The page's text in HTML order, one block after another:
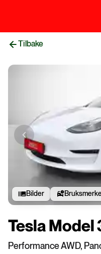
Tilbake
Previous slide
Bilder
Tesla Model
Performance AWD,